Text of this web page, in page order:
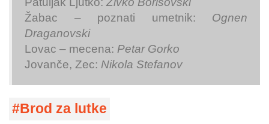
Žabac – poznati umetnik: Ognen
Draganovski
Lovac – mecena: Petar Gorko
Jovanče, Zec: Nikola Stefanov
Brod za lutke